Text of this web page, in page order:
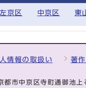
左京区 中京区 東
情報の取扱い 著
市中京区寺町通御池